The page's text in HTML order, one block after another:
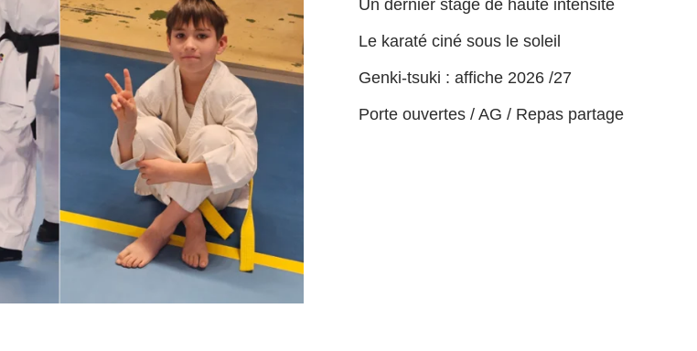
Un dernier stage de haute intensité
Le karaté ciné sous le soleil
Genki-tsuki : affiche 2026 /27
Porte ouvertes / AG / Repas partage